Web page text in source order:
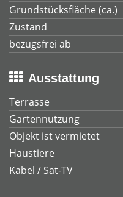
Grundstücksfläche (ca.)
Zustand
bezugsfrei ab
Ausstattung
Terrasse
Gartennutzung
Objekt ist vermietet
Haustiere
Kabel / Sat-TV